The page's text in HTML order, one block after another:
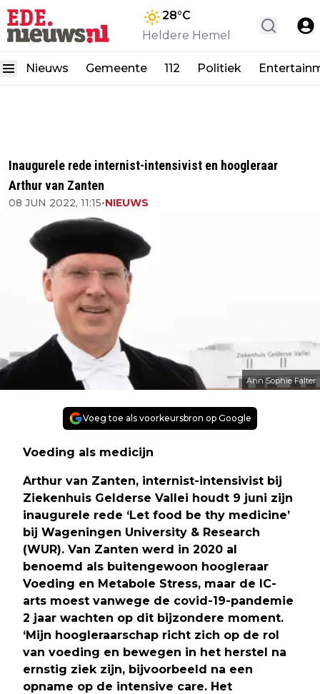
28°C
Heldere Hemel
Nieuws Gemeente 112 Politiek
Inaugurele rede internist-intensivist en hoogleraar
Arthur van Zanten
08 JUN 2022, 11:15•NIEUWS
Ann Sophie Falter
Voeg toe als voorkeursbron op Google
Voeding als medicijn
Arthur van Zanten, internist-intensivist bij
Ziekenhuis Gelderse Vallei houdt 9 juni zijn
inaugurele rede ‘Let food be thy medicine’
bij Wageningen University & Research
(WUR). Van Zanten werd in 2020 al
benoemd als buitengewoon hoogleraar
Voeding en Metabole Stress, maar de IC-
arts moest vanwege de covid-19-pandemie
2 jaar wachten op dit bijzondere moment.
‘Mijn hoogleraarschap richt zich op de rol
van voeding en bewegen in het herstel na
ernstig ziek zijn, bijvoorbeeld na een
opname op de intensive care. Het